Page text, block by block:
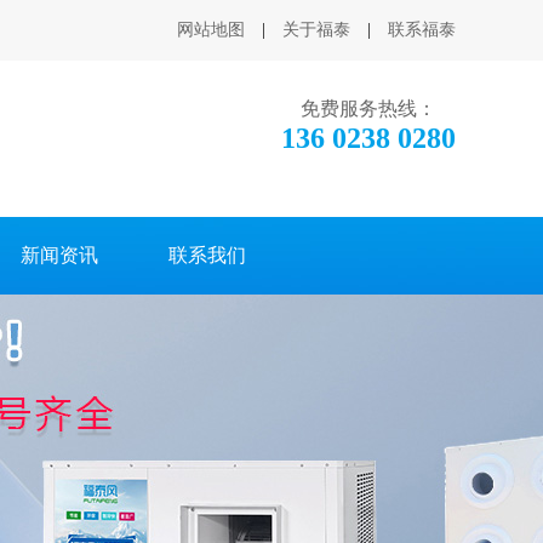
网站地图 关于福泰 联系福泰
免费服务热线：
136 0238 0280
新闻资讯 联系我们